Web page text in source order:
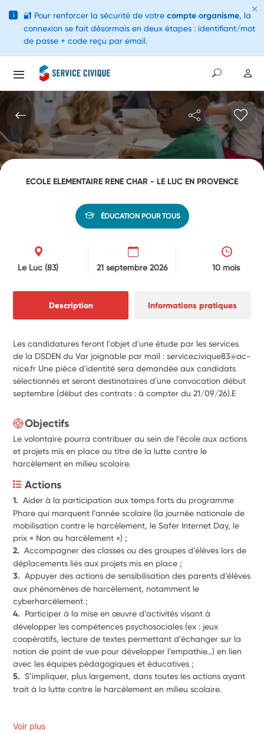
ECOLE ELEMENTAIRE RENE CHAR - LE LUC EN PROVENCE
ÉDUCATION POUR TOUS
Le Luc(83) 21 septembre 2026 10 mois
Description Informations pratiques
Les candidatures feront l'objet d'une étude par les services
de la DSDEN du Var joignable par mail : service.civique83@ac-
nice.fr Une pièce d'identité sera demandée aux candidats
sélectionnés et seront destinataires d'une convocation début
septembre (début des contrats : à compter du 21/09/26).E
Objectifs
Le volontaire pourra contribuer au sein de l’école aux actions
et projets mis en place au titre de la lutte contre le
harcèlement en milieu scolaire.
Actions
1. Aider à la participation aux temps forts du programme
Phare qui marquent l’année scolaire (la journée nationale de
mobilisation contre le harcèlement, le Safer Internet Day, le
prix « Non au harcèlement ») ;
2. Accompagner des classes ou des groupes d’élèves lors de
déplacements liés aux projets mis en place ;
3. Appuyer des actions de sensibilisation des parents d’élèves
aux phénomènes de harcèlement, notamment le
cyberharcèlement ;
4. Participer à la mise en œuvre d’activités visant à
développer les compétences psychosociales (ex : jeux
coopératifs, lecture de textes permettant d’échanger sur la
notion de point de vue pour développer l’empathie…) en lien
avec les équipes pédagogiques et éducatives ;
5. S’impliquer, plus largement, dans toutes les actions ayant
trait à la lutte contre le harcèlement en milieu scolaire.
Voir plus
i 🔐 Pour renforcer la sécurité de votre compte organisme, la
connexion se fait désormais en deux étapes : identifiant/mot
de passe + code reçu par email.